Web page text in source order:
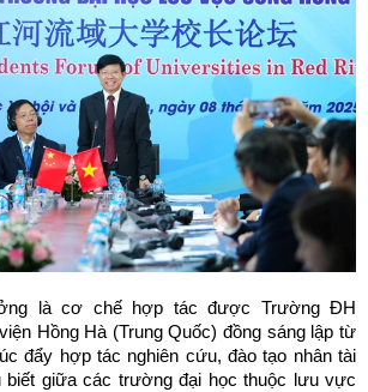
là cơ chế hợp tác được Trường ĐH
Hồng Hà (Trung Quốc) đồng sáng lập từ
đẩy hợp tác nghiên cứu, đào tạo nhân tài
biết giữa các trường đại học thuộc lưu vực